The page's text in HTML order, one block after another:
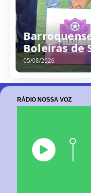
2
0
2
6
RÁDIO NOSSA VOZ